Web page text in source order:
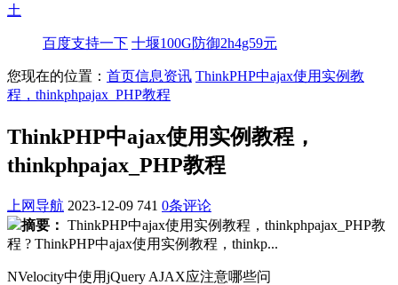
土
百度支持一下 十堰100G防御2h4g59元
您现在的位置： 首页信息资讯 ThinkPHP中ajax使用实例教
程，thinkphpajax_PHP教程
ThinkPHP中ajax使用实例教程，
thinkphpajax_PHP教程
上网导航 2023-12-09 741 0条评论
摘要： ThinkPHP中ajax使用实例教程，thinkphpajax_PHP教
程 ? ThinkPHP中ajax使用实例教程，thinkp...
NVelocity中使用jQuery AJAX应注意哪些问